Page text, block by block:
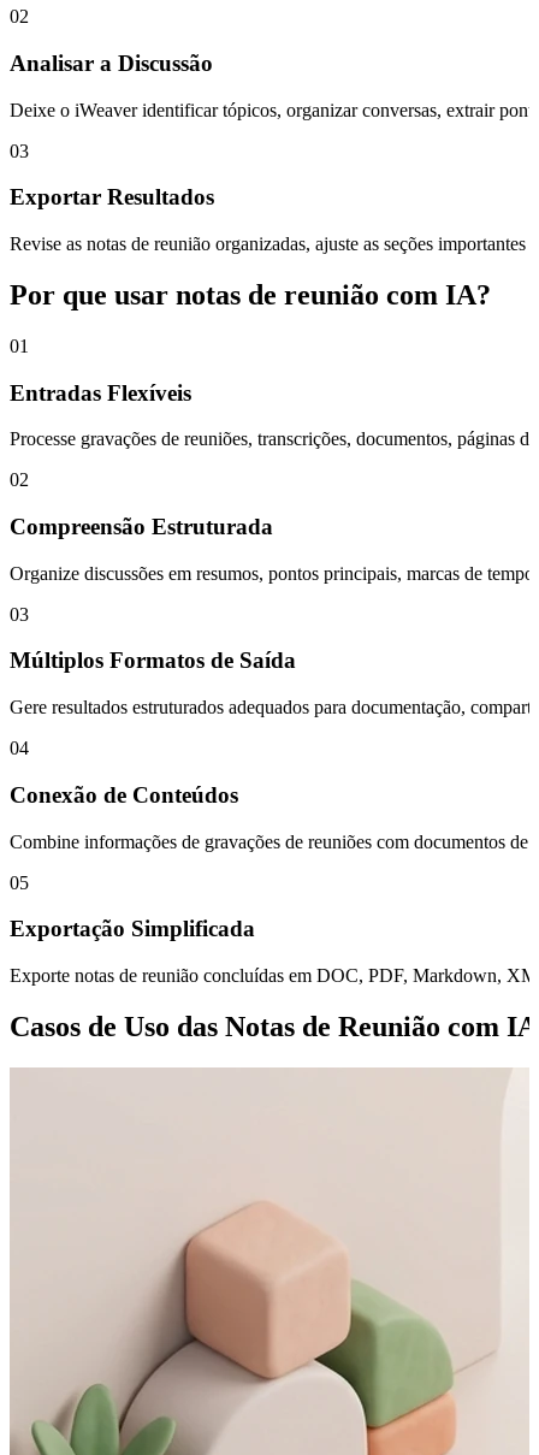
02
Analisar a Discussão
Deixe o iWeaver identificar tópicos, organizar conversas, extrair
03
Exportar Resultados
Revise as notas de reunião organizadas, ajuste as seções
Por que usar notas de reunião com IA?
01
Entradas Flexíveis
Processe gravações de reuniões, transcrições, documentos, páginas
02
Compreensão Estruturada
Organize discussões em resumos, pontos principais, marcas de
03
Múltiplos Formatos de Saída
Gere resultados estruturados adequados para documentação,
04
Conexão de Conteúdos
Combine informações de gravações de reuniões com documentos
05
Exportação Simplificada
Exporte notas de reunião concluídas em DOC, PDF, Markdown,
Casos de Uso das Notas de Reunião com IA